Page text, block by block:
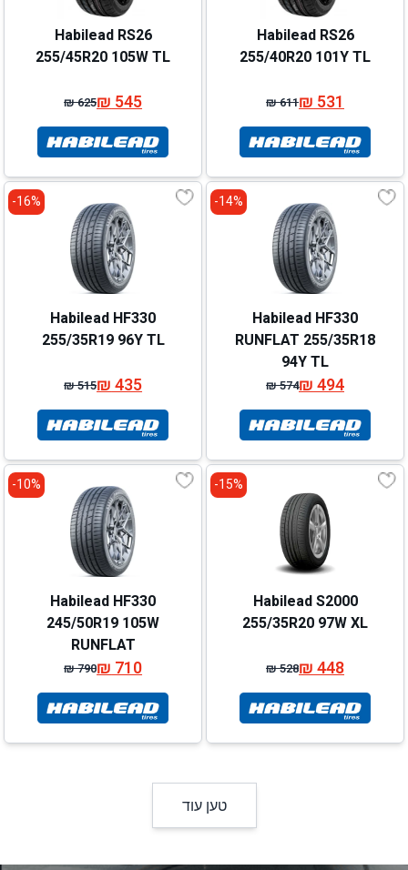
Habilead RS26
255/40R20 101Y TL
₪611
המחיר
המקורי
היה:
₪ 611.
₪531 המחיר
הנוכחי
הוא:
₪ 531.
Habilead RS26
255/45R20 105W TL
₪625
המחיר
המקורי
היה:
₪ 625.
₪545 המחיר
הנוכחי
הוא:
₪ 545.
14%-
Habilead HF330
RUNFLAT 255/35R18
94Y TL
₪574
המחיר
המקורי
היה:
₪ 574.
₪494 המחיר
הנוכחי
הוא:
₪ 494.
16%-
Habilead HF330
255/35R19 96Y TL
₪515
המחיר
המקורי
היה:
₪ 515.
₪435 המחיר
הנוכחי
הוא:
₪ 435.
15%-
Habilead S2000
255/35R20 97W XL
₪528
המחיר
המקורי
היה:
₪ 528.
₪448 המחיר
הנוכחי
הוא:
₪ 448.
10%-
Habilead HF330
245/50R19 105W
RUNFLAT
₪790
המחיר
המקורי
היה:
₪ 790.
₪710 המחיר
הנוכחי
הוא:
₪ 710.
טען עוד